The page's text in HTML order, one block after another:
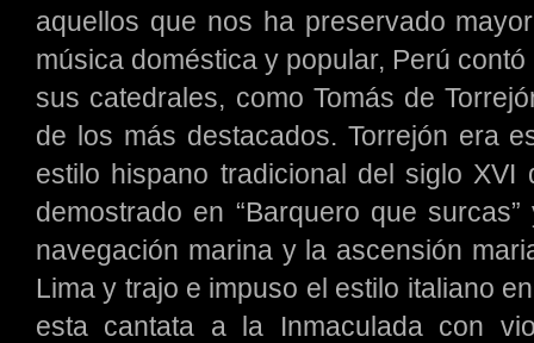
aquellos que nos ha preservado
música doméstica y popular, Perú
sus catedrales, como Tomás de
de los más destacados. Torrejón era
estilo hispano tradicional del siglo
demostrado en “Barquero que
navegación marina y la ascensión
Lima y trajo e impuso el estilo italiano
esta cantata a la Inmaculada con